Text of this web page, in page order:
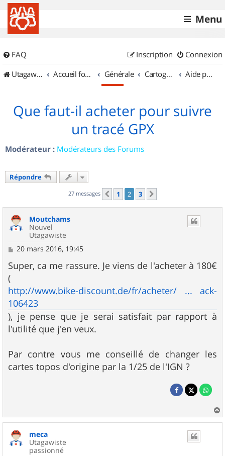
Menu
FAQ Connexion
Inscription
UtagawaVTT (Randos VTT et VTTAE avec traces GPS)
Accueil forum Générale Cartographie et GPS Aide pour l'achat d'un GPS
Que faut-il acheter pour suivre
un tracé GPX
Modérateur : Modérateurs des Forums
Répondre
27 messages Précédent
1 2 3
Moutchams
Nouvel
Utagawiste
M
s
s
g
e
20 mars 2016, 19:45
Super, ca me rassure. Je viens de l'acheter à 180€
(
http://www.bike-discount.de/fr/acheter/ ... ack-
106423
), je pense que je serai satisfait par rapport à
l'utilité que j'en veux.
Par contre vous me conseillé de changer les
cartes topos d'origine par la 1/25 de l'IGN ?
a
meca
Utagawiste
passionné